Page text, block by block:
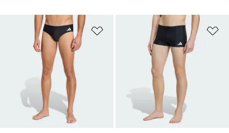
Op verlanglijst zetten